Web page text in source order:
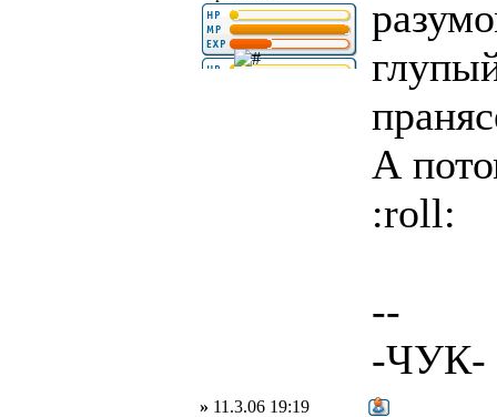
А
:roll:
--
-ЧУК-
» 11.3.06 19:19